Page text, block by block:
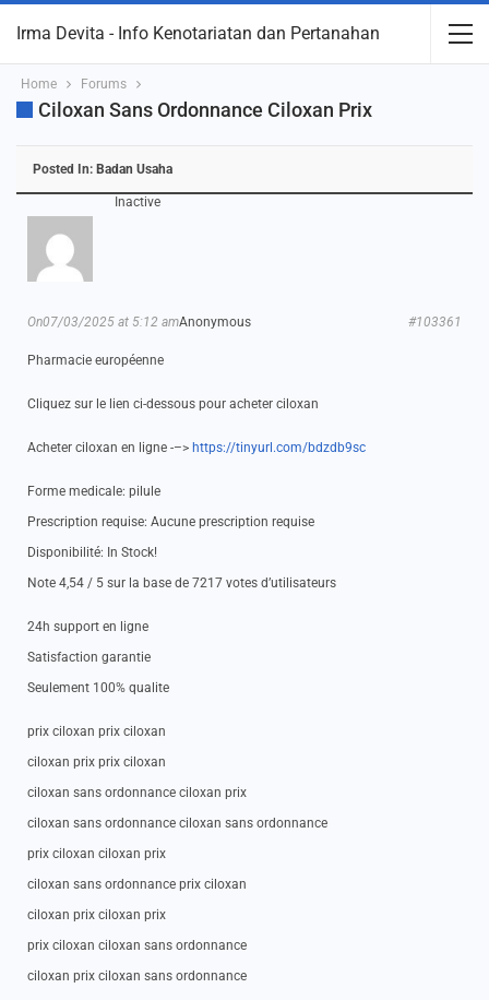
Irma Devita - Info Kenotariatan dan Pertanahan
Home Forums
Ciloxan Sans Ordonnance Ciloxan Prix
Posted In: Badan Usaha
Inactive
Anonymous
On07/03/2025 at 5:12 am #103361
Pharmacie européenne
Cliquez sur le lien ci-dessous pour acheter ciloxan
Acheter ciloxan en ligne -–> https://tinyurl.com/bdzdb9sc
Forme medicale: pilule
Prescription requise: Aucune prescription requise
Disponibilité: In Stock!
Note 4,54 / 5 sur la base de 7217 votes d’utilisateurs
24h support en ligne
Satisfaction garantie
Seulement 100% qualite
prix ciloxan prix ciloxan
ciloxan prix prix ciloxan
ciloxan sans ordonnance ciloxan prix
ciloxan sans ordonnance ciloxan sans ordonnance
prix ciloxan ciloxan prix
ciloxan sans ordonnance prix ciloxan
ciloxan prix ciloxan prix
prix ciloxan ciloxan sans ordonnance
ciloxan prix ciloxan sans ordonnance